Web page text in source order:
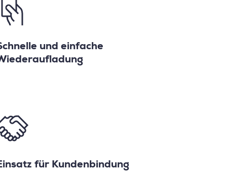
und einfache
für Kundenbindung